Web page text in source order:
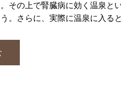
その上で腎臓病に効く温泉と
。さらに、実際に温泉に入る